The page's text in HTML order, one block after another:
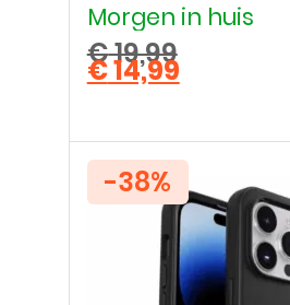
Morgen in huis
€19,99
Oorspronkelijke
€ 19,99.
€14,99
Huidige
is:
€ 14,99.
-38%